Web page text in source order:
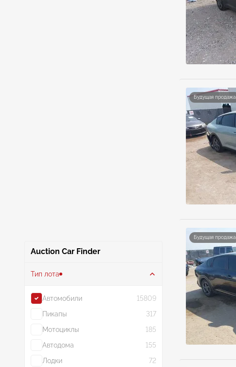
Auction Car Finder
Тип лота
Автомобили
15809
Пикапы
317
Мотоциклы
185
Автодома
155
Лодки
72
Будущая продажа
Будущая продажа